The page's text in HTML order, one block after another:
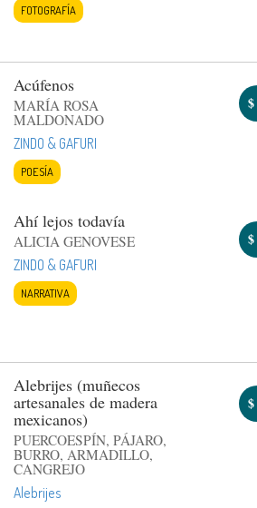
FOTOGRAFÍA
Acúfenos
MARÍA ROSA
MALDONADO
ZINDO & GAFURI
POESÍA
$
Ahí lejos todavía
ALICIA GENOVESE
ZINDO & GAFURI
NARRATIVA
$
Alebrijes (muñecos
artesanales de madera
mexicanos)
PUERCOESPÍN, PÁJARO,
BURRO, ARMADILLO,
CANGREJO
Alebrijes
$